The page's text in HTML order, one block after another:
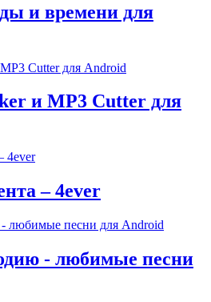
и времени для
и MP3 Cutter для
– 4ever
- любимые песни